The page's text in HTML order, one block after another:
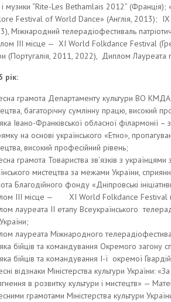
і музики “Rite-Les Bethamlais 2012”
Festival of World Dance» (Англія, 2013); IX
Міжнародний телерадіофестиваль
III місце — XI World Folkdance Festival
(Португалія, 2011, 2022), Диплом Лауреата
рік:
грамота Департаменту культури ВО КМДА
багаторічну сумлінну працю, високий
Івано-Франківської обласної філармонії –
на основі українського «Етно»,
високий професійний рівень;
грамота Товариства зв’язків з
мистецтва за межами України,
Благодійного фонду «Дніпровські
III місце — XI World Folkdance Festival м.
лауреата II етапу Всеукраїнського
лауреата Міжнародного
бійців та командування Окремого загону
бійців та командування I-ї окремої
відзнаки Міністерства культури України:
в розвитку культури і мистецтв» —
грамотами Міністерства культури